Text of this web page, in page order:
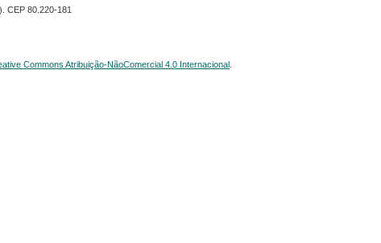
CEP 80.220-181
Commons Atribuição-NãoComercial 4.0 Internacional